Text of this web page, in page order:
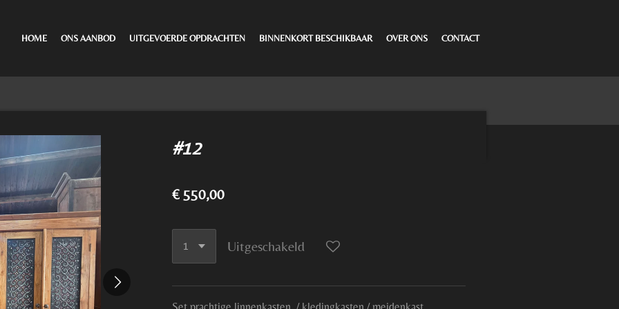
HOME ONS AANBOD UITGEVOERDE OPDRACHTEN BINNENKORT BESCHIKBAAR OVER ONS CONTACT
#12
€ 550,00
Uitgeschakeld